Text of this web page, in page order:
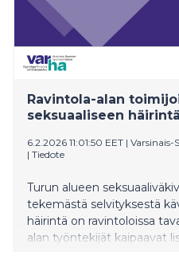
Ravintola-alan
seksuaaliseen
6.2.2026 11:01:50 EET | Varsinais-
| Tiedote
Turun alueen
tekemästä selvityksestä
häirintä on ravintoloissa
alan työntekijät kaipaavat